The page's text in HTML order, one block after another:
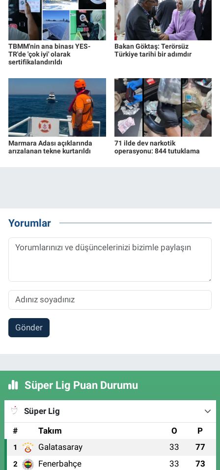
TBMM'nin ana binası YES-
TR'de 'çok iyi' olarak
sertifikalandırıldı
Bakan Göktaş: Terörsüz
Türkiye tarihi bir adımdır
Marmara Adası açıklarında
arızalanan tekne kurtarıldı
71 ilde dev narkotik
operasyonu: 844 tutuklama
Yorumlar
Gönder
Süper Lig Puan Durumu
Süper Lig
#
Takım O P
1 Galatasaray 33 77
2 Fenerbahçe 33 73